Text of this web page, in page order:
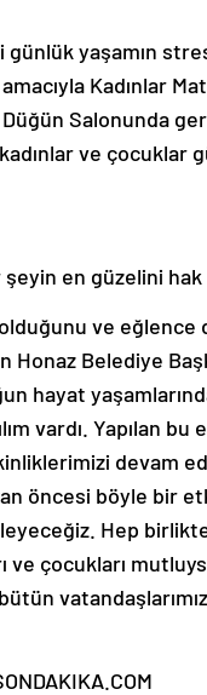
günlük yaşamın
Kadınlar
Düğün Salonunda
ve
şeyin en güzelini
olduğunu ve
Belediye
hayat
vardı. Yapılan
devam
öncesi böyle bir
Hep
ve çocukları